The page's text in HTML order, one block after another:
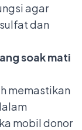
agar
dan
soak mati
memastikan
mobil donor